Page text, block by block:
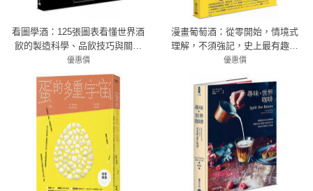
看圖學酒：125張圖表看懂世界酒
飲的製造科學、品飲技巧與關鍵
知識（暢銷平裝版）
優惠價
79折 782元
漫畫葡萄酒：從零開始，情境式
理解，不須強記，史上最有趣的
葡萄酒學習之路
優惠價